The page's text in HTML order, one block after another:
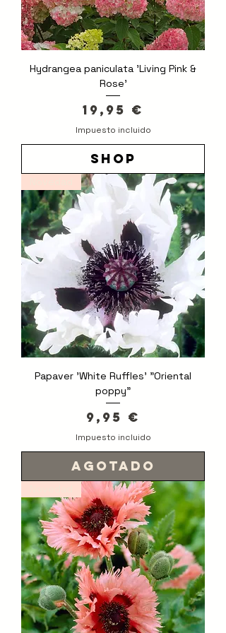
Hydrangea paniculata 'Living Pink &
Rose'
Precio
19,95 €
Impuesto incluido
shop
Papaver 'White Ruffles' "Oriental
poppy"
Precio
9,95 €
Impuesto incluido
Agotado